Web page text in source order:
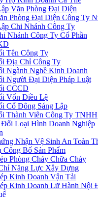
Văn Phòng Đại Diện
Phòng Đại Diện Công Ty
Chi Nhánh Công Ty
Nhánh Công Ty Cổ Phần
Tên Công Ty
Địa Chỉ Công Ty
Ngành Nghề Kinh Doanh
Người Đại Diện Pháp Luật
CCCD
Vốn Điều Lệ
Cổ Đông Sáng Lập
Thành Viên Công Ty TNHH
Đổi Loại Hình Doanh Nghiệp
Nhận Vệ Sinh An Toàn
Bố Sản Phẩm
Phòng Cháy Chữa Cháy
Năng Lực Xây Dựng
Kinh Doanh Vận Tải
Kinh Doanh Lữ Hành Nội